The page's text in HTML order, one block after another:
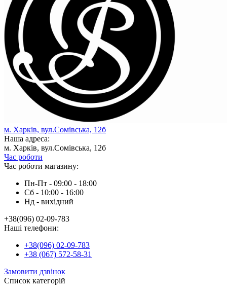
м. Харків, вул.Сомівська, 12б
Наша адреса:
м. Харків, вул.Сомівська, 12б
Час роботи
Час роботи магазину:
Пн-Пт - 09:00 - 18:00
Сб - 10:00 - 16:00
Нд - вихiдний
+38(096) 02-09-783
Наші телефони:
+38(096) 02-09-783
+38 (067) 572-58-31
Замовити дзвінок
Список категорій